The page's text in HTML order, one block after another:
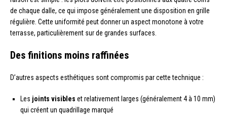
de chaque dalle, ce qui impose généralement une disposition en grille
régulière. Cette uniformité peut donner un aspect monotone à votre
terrasse, particulièrement sur de grandes surfaces.
Des finitions moins raffinées
D’autres aspects esthétiques sont compromis par cette technique :
Les joints visibles et relativement larges (généralement 4 à 10 mm)
qui créent un quadrillage marqué